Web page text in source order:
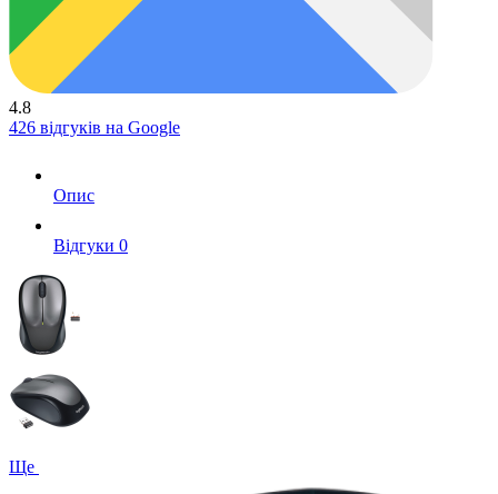
4.8
426 відгуків на Google
Опис
Вiдгуки 0
Ще